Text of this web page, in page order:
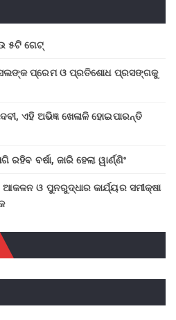
୫ଟି ଗେଟ୍
ପ୍ରେମ ଓ ପ୍ରତିଶୋଧ ପ୍ରସଙ୍ଗକୁ
ଏହି ଅଭିଜ୍ଞ ଖେଳାଳି ହୋଇପାରନ୍ତି
ବର୍ଷା, ଜାରି ହେଲା ୱାର୍ଣ୍ଣିଂ
ଓ ପୁନରୁଦ୍ଧାର କାର୍ଯ୍ୟର ସମୀକ୍ଷା